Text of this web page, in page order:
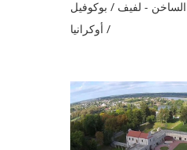
الساخن - لفيف / بوكوفيل
/ أوكرانيا